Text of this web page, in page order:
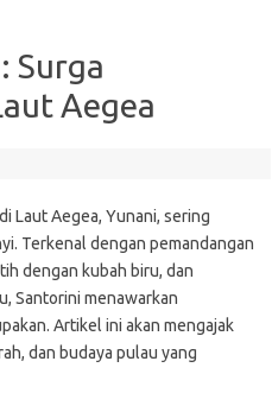
Surga
Aegea
Laut Aegea, Yunani, sering
Terkenal dengan pemandangan
dengan kubah biru, dan
Santorini menawarkan
Artikel ini akan mengajak
dan budaya pulau yang